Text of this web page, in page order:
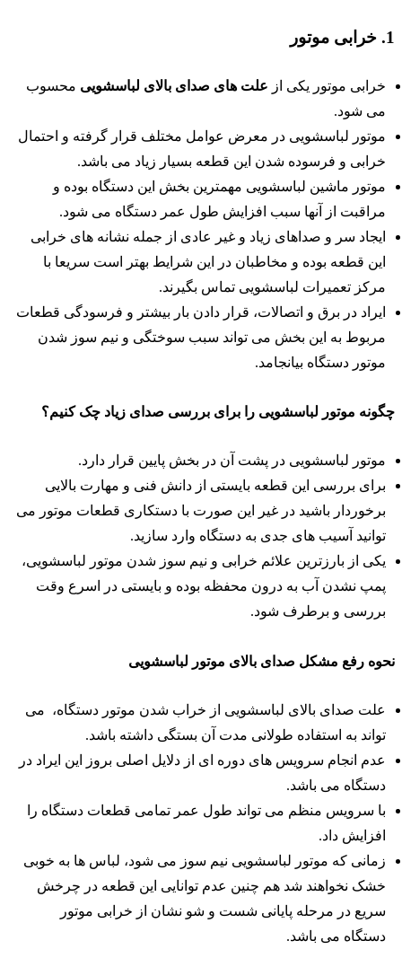
خرابی موتور یکی از علت های صدای بالای لباسشوییمحسوب
می شود.
موتور لباسشویی در معرض عوامل مختلف قرار گرفته و احتمال
خرابی و فرسوده شدن این قطعه بسیار زیاد می باشد.
موتور ماشین لباسشویی مهمترین بخش این دستگاه بوده و
مراقبت از آنها سبب افزایش طول عمر دستگاه می شود.
ایجاد سر و صداهای زیاد و غیر عادی از جمله نشانه های خرابی
این قطعه بوده و مخاطبان در این شرایط بهتر است سریعا با
مرکز تعمیرات لباسشویی تماس بگیرند.
ایراد در برق و اتصالات، قرار دادن بار بیشتر و فرسودگی قطعات
مربوط به این بخش می تواند سبب سوختگی و نیم سوز شدن
موتور دستگاه بیانجامد.
موتور لباسشویی را برای بررسی صدای زیاد چک کنیم؟
موتور لباسشویی در پشت آن در بخش پایین قرار دارد.
برای بررسی این قطعه بایستی از دانش فنی و مهارت بالایی
برخوردار باشید در غیر این صورت با دستکاری قطعات موتور می
توانید آسیب های جدی به دستگاه وارد سازید.
یکی از بارزترین علائم خرابی و نیم سوز شدن موتور لباسشویی،
پمپ نشدن آب به درون محفظه بوده و بایستی در اسرع وقت
بررسی و برطرف شود.
رفع مشکل صدای بالای موتور لباسشویی
علت صدای بالای لباسشویی از خراب شدن موتور دستگاه، می
تواند به استفاده طولانی مدت آن بستگی داشته باشد.
عدم انجام سرویس های دوره ای از دلایل اصلی بروز این ایراد در
دستگاه می باشد.
با سرویس منظم می تواند طول عمر تمامی قطعات دستگاه را
افزایش داد.
زمانی که موتور لباسشویی نیم سوز می شود، لباس ها به خوبی
خشک نخواهند شد هم چنین عدم توانایی این قطعه در چرخش
سریع در مرحله پایانی شست و شو نشان از خرابی موتور
دستگاه می باشد.